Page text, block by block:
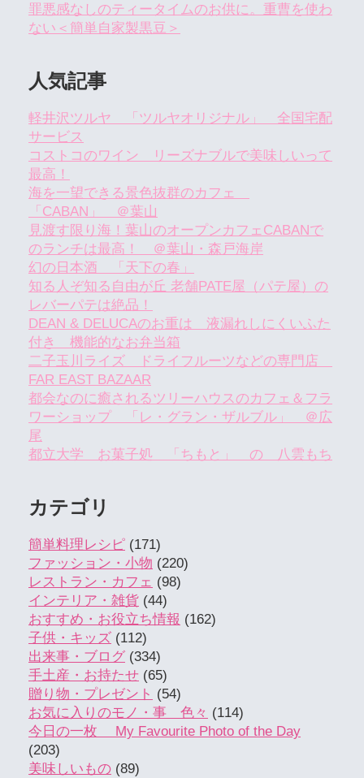
罪悪感なしのティータイムのお供に。重曹を使わ
ない＜簡単自家製黒豆＞
人気記事
軽井沢ツルヤ 「ツルヤオリジナル」 全国宅配
サービス
コストコのワイン リーズナブルで美味しいって
最高！
海を一望できる景色抜群のカフェ
「CABAN」 ＠葉山
見渡す限り海！葉山のオープンカフェCABANで
のランチは最高！ ＠葉山・森戸海岸
幻の日本酒 「天下の春」
知る人ぞ知る自由が丘 老舗PATE屋（パテ屋）の
レバーパテは絶品！
DEAN & DELUCAのお重は 液漏れしにくいふた
付き 機能的なお弁当箱
二子玉川ライズ ドライフルーツなどの専門店
FAR EAST BAZAAR
都会なのに癒されるツリーハウスのカフェ＆フラ
ワーショップ 「レ・グラン・ザルブル」 ＠広
尾
都立大学 お菓子処 「ちもと」 の 八雲もち
カテゴリ
簡単料理レシピ (171)
ファッション・小物 (220)
レストラン・カフェ (98)
インテリア・雑貨 (44)
おすすめ・お役立ち情報 (162)
子供・キッズ (112)
出来事・ブログ (334)
手土産・お持たせ (65)
贈り物・プレゼント (54)
お気に入りのモノ・事 色々 (114)
今日の一枚 My Favourite Photo of the Day
(203)
美味しいもの (89)